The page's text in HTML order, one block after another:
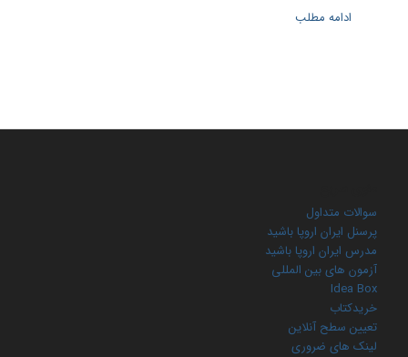
ادامه مطلب
سوالات متداول
پرسنل ایران اروپا باشید
مدرس ایران اروپا باشید
آزمون های بین المللی
Idea Box
خریدکتاب
تعیین سطح آنلاین
لینک های ضروری